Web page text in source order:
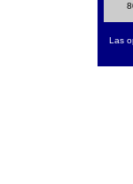
Las